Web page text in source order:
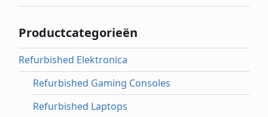
Productcategorieën
Refurbished Elektronica
Refurbished Gaming Consoles
Refurbished Laptops